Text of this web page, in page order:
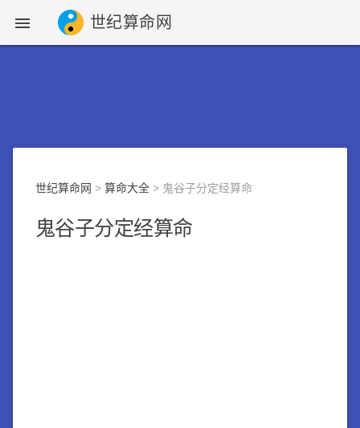
 世纪算命网
世纪算命网 > 算命大全 > 鬼谷子分定经算命
鬼谷子分定经算命